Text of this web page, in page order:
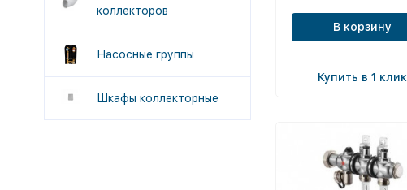
В корзину
Купить в 1 клик
коллекторов
Насосные группы
Шкафы коллекторные